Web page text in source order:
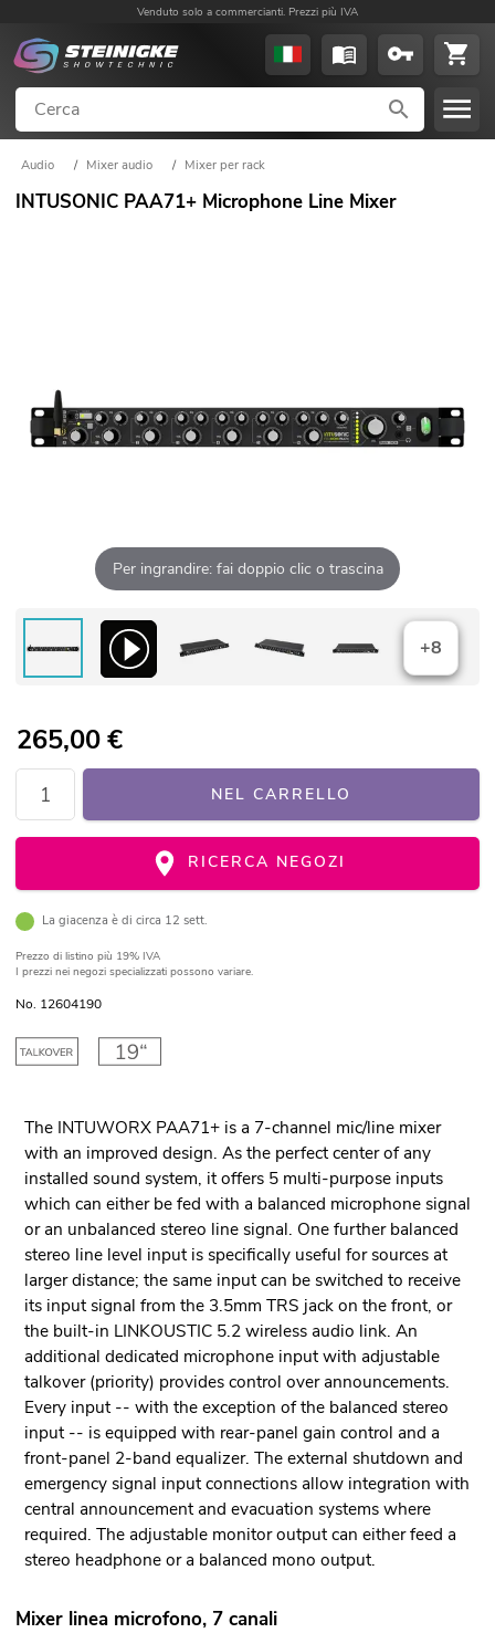
Venduto solo a commercianti. Prezzi più IVA
Audio / Mixer audio / Mixer per rack
INTUSONIC PAA71+ Microphone Line Mixer
Per ingrandire: fai doppio clic o trascina
+8
265,00€
NEL CARRELLO
RICERCA NEGOZI
La giacenza è di circa 12 sett.
Prezzo di listino più 19% IVA
I prezzi nei negozi specializzati possono variare.
No. 12604190
The INTUWORX PAA71+ is a 7-channel mic/line mixer
with an improved design. As the perfect center of any
installed sound system, it offers 5 multi-purpose inputs
which can either be fed with a balanced microphone signal
or an unbalanced stereo line signal. One further balanced
stereo line level input is specifically useful for sources at
larger distance; the same input can be switched to receive
its input signal from the 3.5mm TRS jack on the front, or
the built-in LINKOUSTIC 5.2 wireless audio link. An
additional dedicated microphone input with adjustable
talkover (priority) provides control over announcements.
Every input -- with the exception of the balanced stereo
input -- is equipped with rear-panel gain control and a
front-panel 2-band equalizer. The external shutdown and
emergency signal input connections allow integration with
central announcement and evacuation systems where
required. The adjustable monitor output can either feed a
stereo headphone or a balanced mono output.
Mixer linea microfono, 7 canali